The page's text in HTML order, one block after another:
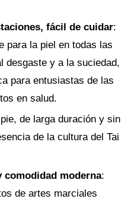
fácil de cuidar:
para la piel en todas las
desgaste y a la suciedad,
para entusiastas de las
en salud.
de larga duración y sin
de la cultura del Tai
moderna:
de artes marciales